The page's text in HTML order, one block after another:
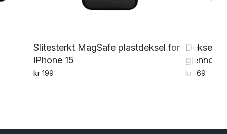
Slitesterkt MagSafe plastdeksel for
iPhone 15
kr199
Deksel til
kr 169